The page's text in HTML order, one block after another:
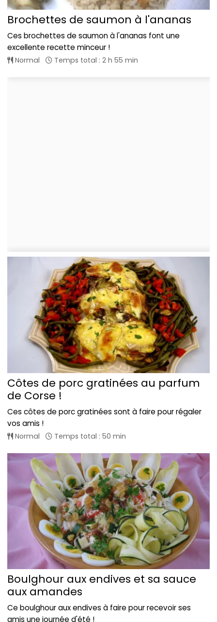
Brochettes de saumon à l'ananas
Ces brochettes de saumon à l'ananas font une
excellente recette minceur !
Normal Temps total : 2 h 55 min
Côtes de porc gratinées au parfum
de Corse !
Ces côtes de porc gratinées sont à faire pour régaler
vos amis !
Normal Temps total : 50 min
Boulghour aux endives et sa sauce
aux amandes
Ce boulghour aux endives à faire pour recevoir ses
amis une journée d'été !